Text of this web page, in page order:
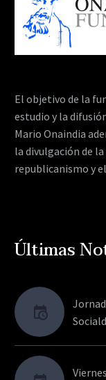
El objetivo de la
estudio y la
Mario Onaindia
la divulgación de
republicanismo y
Últimas